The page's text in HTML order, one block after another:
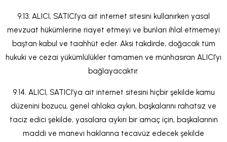
9.13. ALICI, SATICI’ya ait internet sitesini kullanırken yasal
mevzuat hükümlerine riayet etmeyi ve bunları ihlal etmemeyi
baştan kabul ve taahhüt eder. Aksi takdirde, doğacak tüm
hukuki ve cezai yükümlülükler tamamen ve münhasıran ALICI’yı
bağlayacaktır.
9.14. ALICI, SATICI’ya ait internet sitesini hiçbir şekilde kamu
düzenini bozucu, genel ahlaka aykırı, başkalarını rahatsız ve
taciz edici şekilde, yasalara aykırı bir amaç için, başkalarının
maddi ve manevi haklarına tecavüz edecek şekilde